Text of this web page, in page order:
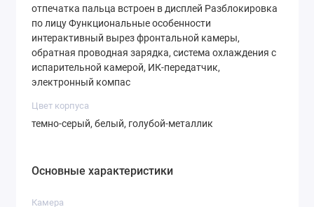
Смартфон оснащен великолепным
дюймовым AMOLED-экраном с
разрешениемFull HD+ (1080x2372
пикселей)и высокой плотностью пикселей
черный цвет, сочные оттенки и фантастическую
плавными, что особенно оценится геймерами.
Пиковая яркость в
отпечатка пальца встроен в дисплей Разблокировка
по лицу Функциональные особенности
интерактивный вырез фронтальной камеры,
обратная проводная зарядка, система охлаждения с
испарительной камерой, ИК-передатчик,
электронный компас
Цвет корпуса
темно-серый, белый, голубой-металлик
Основные характеристики
Камера